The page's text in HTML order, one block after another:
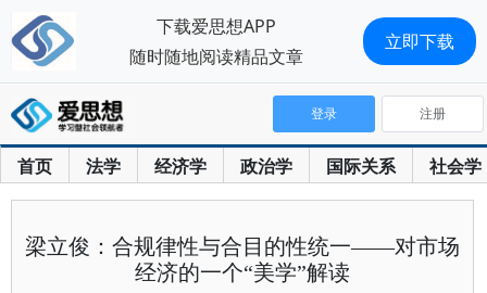
首页 法学 经济学 政治学 国际关系 社会学
登录 注册
梁立俊：合规律性与合目的性统一——对市场
经济的一个“美学”解读
下载爱思想APP
随时随地阅读精品文章
立即下载